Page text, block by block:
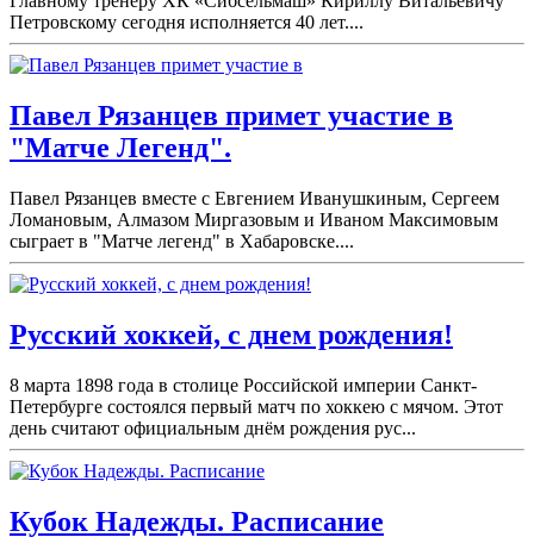
Петровскому сегодня исполняется 40 лет....
Павел Рязанцев примет участие в
"Матче Легенд".
Павел Рязанцев вместе с Евгением Иванушкиным, Сергеем
Ломановым, Алмазом Миргазовым и Иваном Максимовым
сыграет в "Матче легенд" в Хабаровске....
Русский хоккей, с днем рождения!
8 марта 1898 года в столице Российской империи Санкт-
Петербурге состоялся первый матч по хоккею с мячом. Этот
день считают официальным днём рождения рус...
Кубок Надежды. Расписание